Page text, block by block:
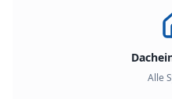
Alle